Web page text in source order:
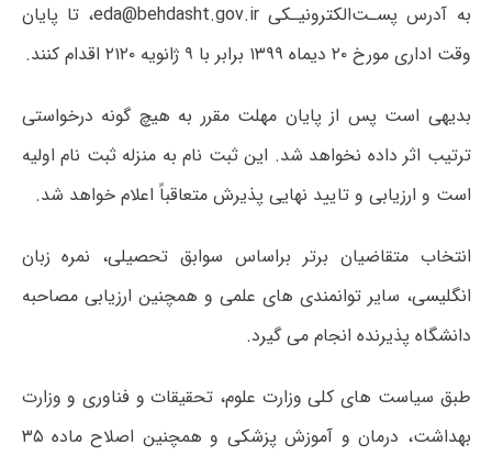
به آدرس پسـت‌الکترونیـکی eda@behdasht.gov.ir، تا پایان
وقت اداری مورخ ۲۰ دیماه ۱۳۹۹ برابر با ۹ ژانویه ۲۱۲۰ اقدام کنند.
بدیهی است پس از پایان مهلت مقرر به هیچ گونه درخواستی
ترتیب اثر داده نخواهد شد. این ثبت نام به منزله ثبت نام اولیه
است و ارزیابی و تایید نهایی پذیرش متعاقباً اعلام خواهد شد.
انتخاب متقاضیان برتر براساس سوابق تحصیلی، نمره زبان
انگلیسی، سایر توانمندی های علمی و همچنین ارزیابی مصاحبه
دانشگاه پذیرنده انجام می گیرد.
طبق سیاست های کلی وزارت علوم، تحقیقات و فناوری و وزارت
بهداشت، درمان و آموزش پزشکی و همچنین اصلاح ماده ۳۵